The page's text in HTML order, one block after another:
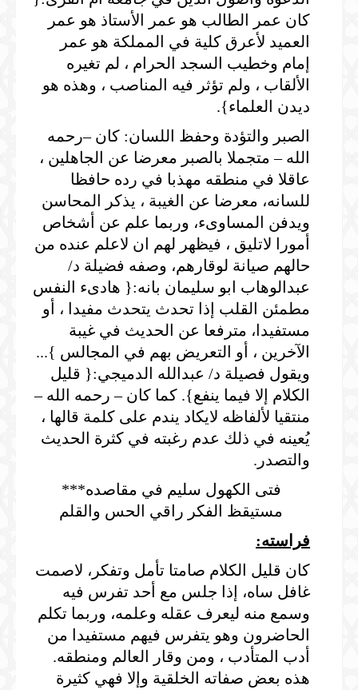
كان عمر الطالب هو عمر الأستاذ هو عمر
العميد لأعرق كلية في المملكة هو عمر
إمام وخطيب السجد الحرام ، لم تغيره
الألقاب ، ولم تؤثر فيه المناصب ، وهذه هو
ديدن العلماء}.
الصبر والتؤدة وحفظ اللسان: كان –رحمه
الله – متجملا بالصبر معرضا عن الجاهلين ،
عاقلا في منطقه مهذبا في رده حافظا
للسانه، معرضا عن الغيبة ، يذكر المحاسن
ويدفن المساوىء، وربما علم عن أشخاص
أمورا لاتليق ، فيظهر لهم ان لاعلم عنده من
حالهم صيانة لوقارهم، وصفه فضيلة د/
عبدالوهاب ابو سليمان بانه:{ هادىء النفس
مطمئن القلب إذا تحدث يتحدث مفيدا ، أو
مستفيدا، مترفعا عن الحديث في غيبة
الآخرين ، أو التعريض بهم في المجالس }...
ويقول فصيلة د/ عبدالله الدميجي:{ قليل
الكلام إلا فيما ينفع}. كما كان – رحمه الله –
منتقيا لألفاظه لايكاد يندم على كلمة قالها ،
يُعينه في ذلك عدم رغبته في كثرة الحديث
والتصدر.
فتى الكهول سليم في مقاصده***
مستيقظ الفكر راقي الحس والقلم
فراسته:
كان قليل الكلام صامتا تأمل وتفكر، لاصمت
غافل ساه، إذا جلس مع أحد تفرس فيه
وسمع منه ليعرف عقله وعلمه، وربما تكلم
الحاضرون وهو يتفرس فيهم مستفيدا من
أدب المتأدب ، ومن وقار العالم ومنطقه.
هذه بعض صفاته الخلقية وإلا فهي كثيرة